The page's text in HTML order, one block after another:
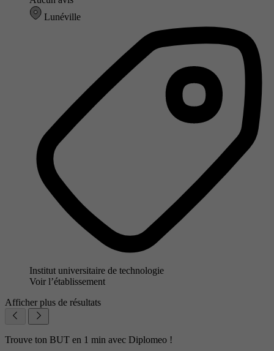
Lunéville
Institut universitaire de technologie
Voir l’établissement
Afficher plus de résultats
Trouve ton BUT en 1 min avec Diplomeo !